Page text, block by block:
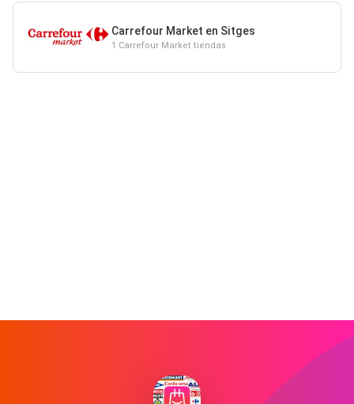
Carrefour Market en Sitges
1 Carrefour Market tiendas